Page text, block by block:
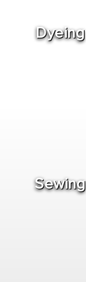
Dyeing
Sewing